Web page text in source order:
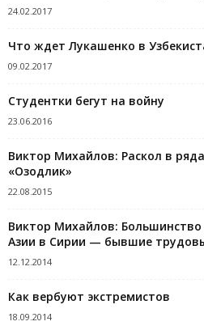
24.02.2017
Что ждет Лукашенко в
09.02.2017
Студентки бегут на войну
23.06.2016
Виктор Михайлов: Раскол в
«Озодлик»
22.08.2015
Виктор Михайлов:
Азии в Сирии — бывшие
12.12.2014
Как вербуют экстремистов
18.09.2014